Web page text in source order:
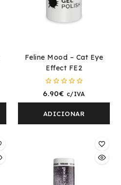
Feline Mood – Cat Eye
Effect FE2
0
5
6.90€ c/IVA
ADICIONAR